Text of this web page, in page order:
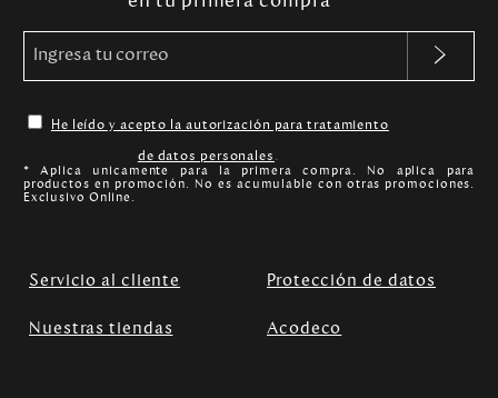
He leído y acepto la autorización para tratamiento
de datos personales.
* Aplica unicamente para la primera compra. No aplica para
productos en promoción. No es acumulable con otras promociones.
Exclusivo Online.
Servicio al cliente Protección de datos
Nuestras tiendas Acodeco